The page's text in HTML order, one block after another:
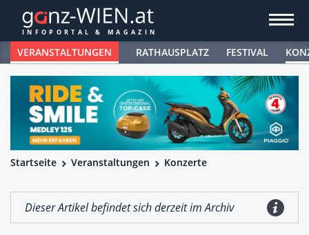
VERANSTALTUNGEN RATHAUSPLATZ FESTIVAL
Startseite Veranstaltungen Konzerte
Dieser Artikel befindet sich derzeit im Archiv